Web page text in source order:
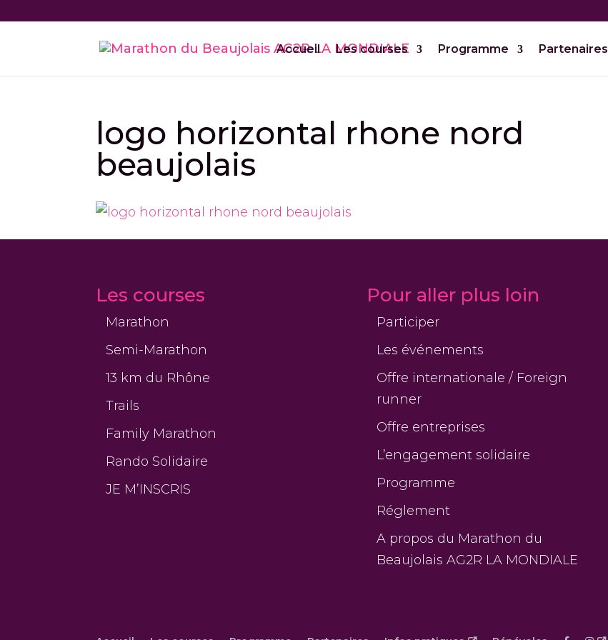
Accueil Les courses Programme Partenaires
logo horizontal rhone nord
beaujolais
Les courses
Marathon
Semi-Marathon
13 km du Rhône
Trails
Family Marathon
Rando Solidaire
JE M’INSCRIS
Pour aller plus loin
Participer
Les événements
Offre internationale / Foreign
runner
Offre entreprises
L’engagement solidaire
Programme
Réglement
A propos du Marathon du
Beaujolais AG2R LA MONDIALE